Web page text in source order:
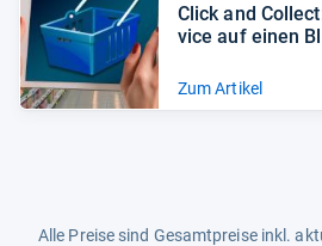
Click and
vice auf einen
Zum Artikel
Alle Preise sind Gesamtpreise inkl.